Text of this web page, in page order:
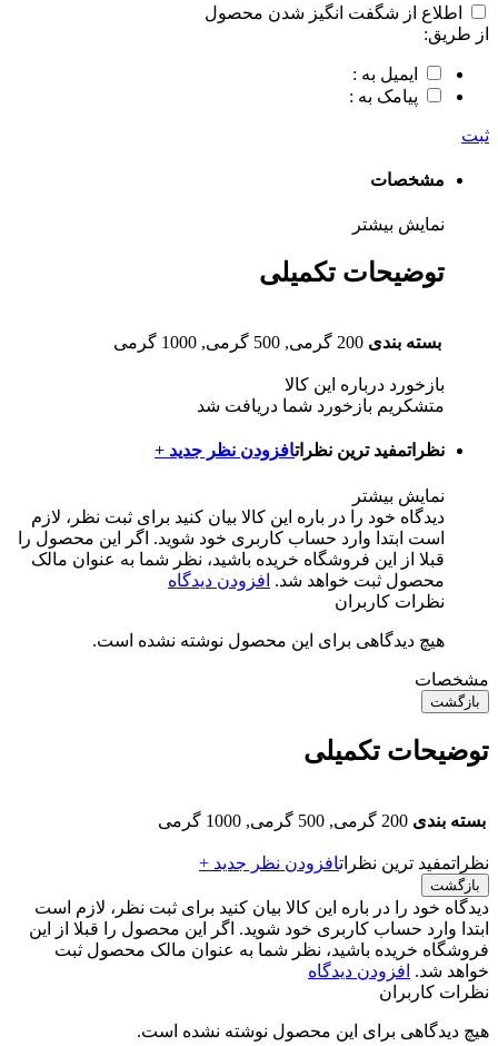
اطلاع از شگفت انگیز شدن محصول
از طریق:
ایمیل به :
پیامک به :
ثبت
مشخصات
نمایش بیشتر
توضیحات تکمیلی
بسته بندی 200 گرمی, 500 گرمی, 1000 گرمی
بازخورد درباره این کالا
متشکریم بازخورد شما دریافت شد
نظراتمفید ترین نظراتافزودن نظر جدید +
نمایش بیشتر
دیدگاه خود را در باره این کالا بیان کنید برای ثبت نظر، لازم
است ابتدا وارد حساب کاربری خود شوید. اگر این محصول را
قبلا از این فروشگاه خریده باشید، نظر شما به عنوان مالک
محصول ثبت خواهد شد. افزودن دیدگاه
نظرات کاربران
هیچ دیدگاهی برای این محصول نوشته نشده است.
مشخصات
بازگشت
توضیحات تکمیلی
بسته بندی 200 گرمی, 500 گرمی, 1000 گرمی
نظراتمفید ترین نظراتافزودن نظر جدید +
بازگشت
دیدگاه خود را در باره این کالا بیان کنید برای ثبت نظر، لازم است
ابتدا وارد حساب کاربری خود شوید. اگر این محصول را قبلا از این
فروشگاه خریده باشید، نظر شما به عنوان مالک محصول ثبت
خواهد شد. افزودن دیدگاه
نظرات کاربران
هیچ دیدگاهی برای این محصول نوشته نشده است.